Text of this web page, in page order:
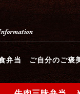
弁当 ご自分のご褒